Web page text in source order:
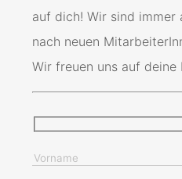
auf dich! Wir sind immer
nach neuen
Wir freuen uns auf deine